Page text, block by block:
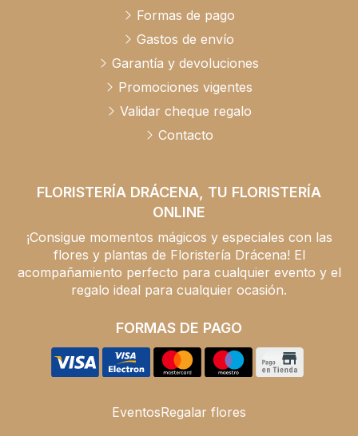
FLORISTERÍA DRÁCENA, TU FLORISTERÍA
ONLINE
¡Consigue momentos mágicos y especiales con las
flores y plantas de Floristería Drácena! El
acompañamiento perfecto para cualquier evento y el
regalo ideal para cualquier ocasión.
FORMAS DE PAGO
Formas de pago
Gastos de envío
Garantía y devoluciones
Promociones vigentes
Validar cheque regalo
Contacto
EventosRegalar flores